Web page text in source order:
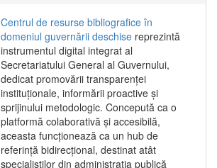
Centrul de resurse bibliografice în
domeniul guvernării deschise reprezintă
instrumentul digital integrat al
Secretariatului General al Guvernului,
dedicat promovării transparenței
instituționale, informării proactive și
sprijinului metodologic. Concepută ca o
platformă colaborativă și accesibilă,
aceasta funcționează ca un hub de
referință bidirecțional, destinat atât
specialiștilor din administrația publică